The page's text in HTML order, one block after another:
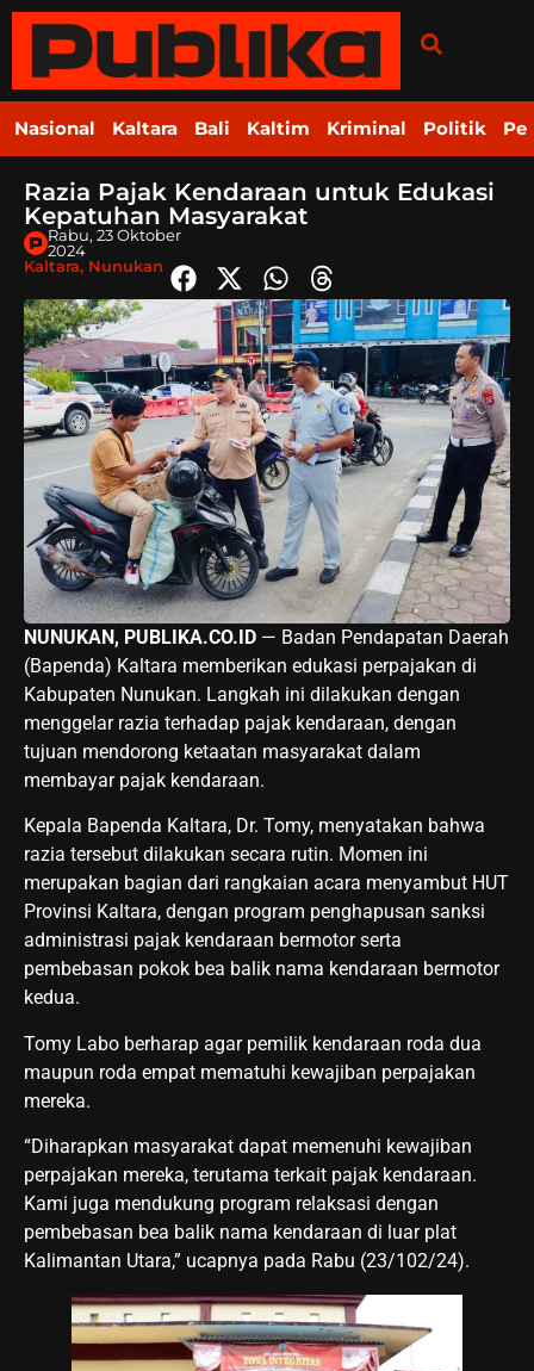
Nasional Kaltara Bali Kaltim Kriminal Politik
Razia Pajak Kendaraan untuk Edukasi
Kepatuhan Masyarakat
Rabu, 23 Oktober
2024
Kaltara, Nunukan
NUNUKAN, PUBLIKA.CO.ID — Badan Pendapatan Daerah
(Bapenda) Kaltara memberikan edukasi perpajakan di
Kabupaten Nunukan. Langkah ini dilakukan dengan
menggelar razia terhadap pajak kendaraan, dengan
tujuan mendorong ketaatan masyarakat dalam
membayar pajak kendaraan.
Kepala Bapenda Kaltara, Dr. Tomy, menyatakan bahwa
razia tersebut dilakukan secara rutin. Momen ini
merupakan bagian dari rangkaian acara menyambut HUT
Provinsi Kaltara, dengan program penghapusan sanksi
administrasi pajak kendaraan bermotor serta
pembebasan pokok bea balik nama kendaraan bermotor
kedua.
Tomy Labo berharap agar pemilik kendaraan roda dua
maupun roda empat mematuhi kewajiban perpajakan
mereka.
“Diharapkan masyarakat dapat memenuhi kewajiban
perpajakan mereka, terutama terkait pajak kendaraan.
Kami juga mendukung program relaksasi dengan
pembebasan bea balik nama kendaraan di luar plat
Kalimantan Utara,” ucapnya pada Rabu (23/102/24).